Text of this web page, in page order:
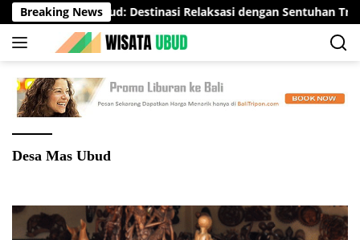
Langsung
ke
konten
Breaking News
Svaha Spa Ubud: Destinasi Relaksasi dengan Sentuhan
Desa Mas Ubud